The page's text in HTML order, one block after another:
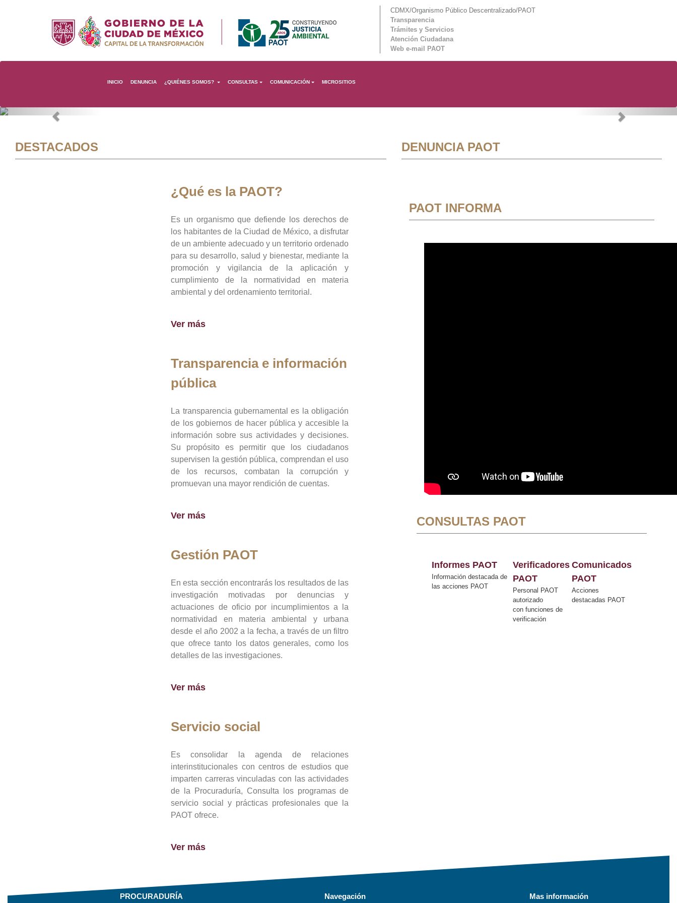
CDMX/Organismo Público Descentralizado/PAOT
Transparencia
Trámites y Servicios
Atención Ciudadana
Web e-mail PAOT
INICIO DENUNCIA ¿QUIÉNES SOMOS? CONSULTAS COMUNICACIÓN MICROSITIOS
Previous Next
DESTACADOS
¿Qué es la PAOT?
Es un organismo que defiende los derechos de
los habitantes de la Ciudad de México, a disfrutar
de un ambiente adecuado y un territorio ordenado
para su desarrollo, salud y bienestar, mediante la
promoción y vigilancia de la aplicación y
cumplimiento de la normatividad en materia
ambiental y del ordenamiento territorial.
Ver más
Transparencia e información
pública
La transparencia gubernamental es la obligación
de los gobiernos de hacer pública y accesible la
información sobre sus actividades y decisiones.
Su propósito es permitir que los ciudadanos
supervisen la gestión pública, comprendan el uso
de los recursos, combatan la corrupción y
promuevan una mayor rendición de cuentas.
Ver más
Gestión PAOT
En esta sección encontrarás los resultados de las
investigación motivadas por denuncias y
actuaciones de oficio por incumplimientos a la
normatividad en materia ambiental y urbana
desde el año 2002 a la fecha, a través de un filtro
que ofrece tanto los datos generales, como los
detalles de las investigaciones.
Ver más
Servicio social
Es consolidar la agenda de relaciones
interinstitucionales con centros de estudios que
imparten carreras vinculadas con las actividades
de la Procuraduría, Consulta los programas de
servicio social y prácticas profesionales que la
PAOT ofrece.
Ver más
DENUNCIA PAOT
PAOT INFORMA
CONSULTAS PAOT
Informes PAOT
Información destacada de
las acciones PAOT
Verificadores
PAOT
Personal PAOT
autorizado
con funciones de
verificación
Comunicados
PAOT
Acciones
destacadas PAOT
PROCURADURÍA Navegación Mas información